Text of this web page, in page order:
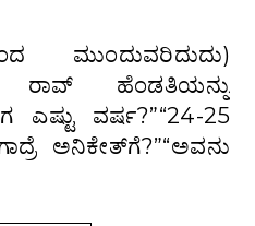
ಹೆಂಡತಿಯನ್ನು
ಎಷ್ಟು ವರ್ಷ?”“24-25
ಅನಿಕೇತ್‌ಗೆ?”“ಅವನು